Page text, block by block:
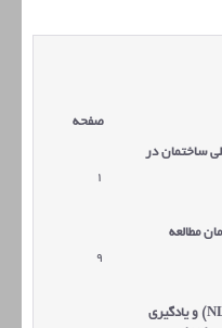
صفحه
ساختمان در
1
مطالعه
9
) و یادگیری